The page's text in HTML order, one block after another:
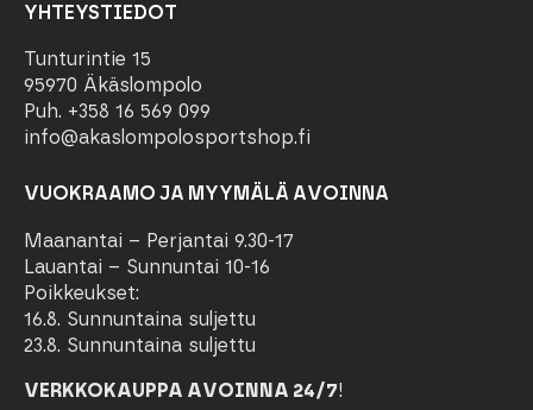
YHTEYSTIEDOT
Tunturintie 15
95970 Äkäslompolo
Puh. +358 16 569 099
info@akaslompolosportshop.fi
VUOKRAAMO JA MYYMÄLÄ AVOINNA
Maanantai – Perjantai 9.30-17
Lauantai – Sunnuntai 10-16
Poikkeukset:
16.8. Sunnuntaina suljettu
23.8. Sunnuntaina suljettu
VERKKOKAUPPA AVOINNA 24/7!